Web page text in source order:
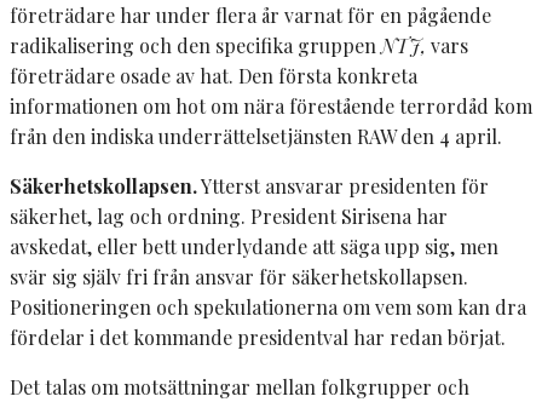
företrädare har under flera år varnat för en pågående
radikalisering och den specifika gruppen NTJ, vars
företrädare osade av hat. Den första konkreta
informationen om hot om nära förestående terrordåd kom
från den indiska underrättelsetjänsten RAW den 4 april.
Säkerhetskollapsen.Ytterst ansvarar presidenten för
säkerhet, lag och ordning. President Sirisena har
avskedat, eller bett underlydande att säga upp sig, men
svär sig själv fri från ansvar för säkerhetskollapsen.
Positioneringen och spekulationerna om vem som kan dra
fördelar i det kommande presidentval har redan börjat.
Det talas om motsättningar mellan folkgrupper och